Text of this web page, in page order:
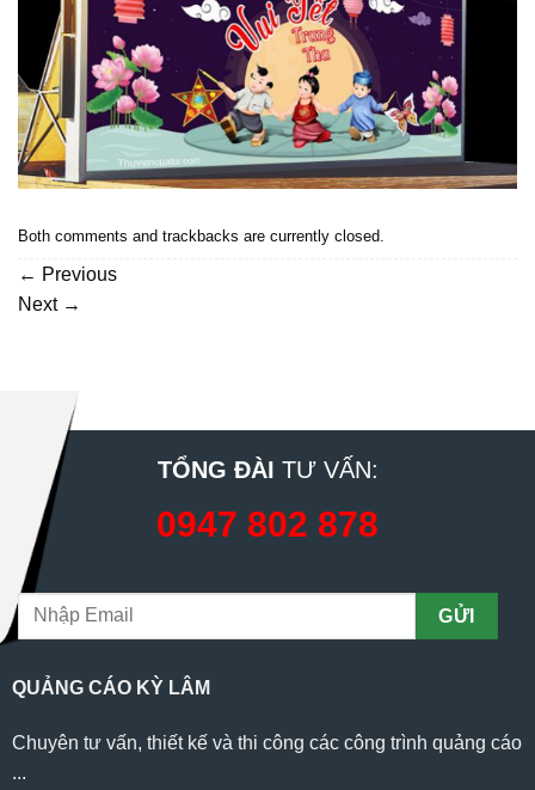
Both comments and trackbacks are currently closed.
← Previous
Next →
TỔNG ĐÀI TƯ VẤN:
0947 802 878
QUẢNG CÁO KỲ LÂM
Chuyên tư vấn, thiết kế và thi công các công trình quảng cáo
...